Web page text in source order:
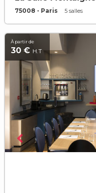
75008 - Paris 5 salles
À partir de
30 € H.T